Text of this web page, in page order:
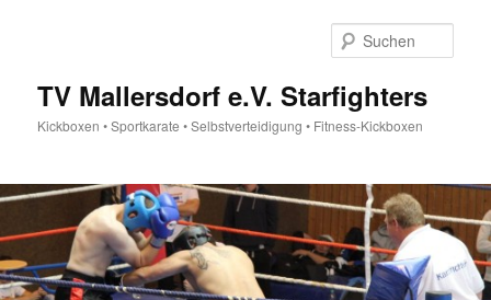
TV Mallersdorf e.V. Starfighters
Kickboxen • Sportkarate • Selbstverteidigung • Fitness-Kickboxen